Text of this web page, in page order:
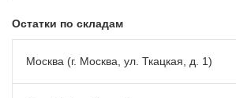
Остатки по складам
Москва (г. Москва, ул. Ткацкая, д. 1)